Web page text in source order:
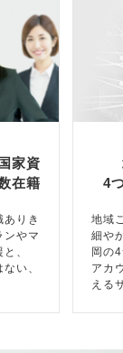
家資
在籍
りき
ンやマ
、
い、
4
地域
細や
岡の
アカ
える